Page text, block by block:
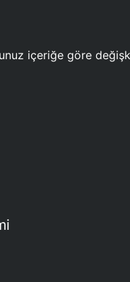
içeriğe göre